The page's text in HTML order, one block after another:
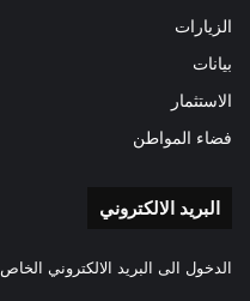
الزيارات
بيانات
الاستثمار
فضاء المواطن
البريد الالكتروني
الدخول الى البريد الالكتروني الخاص